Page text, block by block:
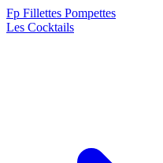
Fp Fillettes Pompettes
Les Cocktails